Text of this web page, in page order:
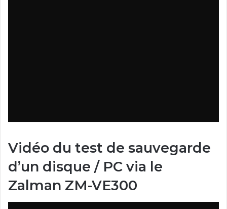
Vidéo du test de sauvegarde
d’un disque / PC via le
Zalman ZM-VE300